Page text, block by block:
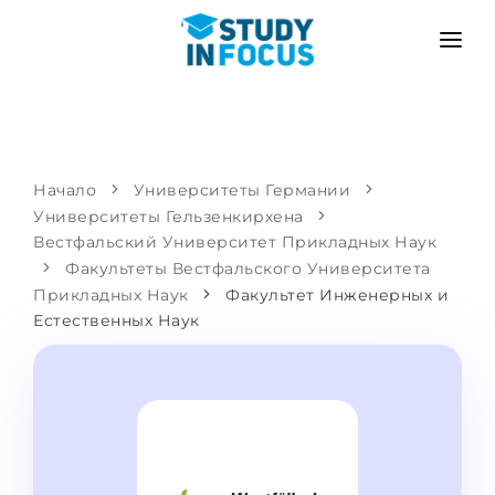
Бакалавриат и магистратура
Подготовительные курсы при вузе
Пропедевтика
ЯЗЫКОВЫЕ ШКОЛЫ
СЦЕНАРИЙ
Поступить после школы
Перевод из вуза
Магистратура в Германии
Второе высшее
С гарантией зачисления
МЕТОДИКА
УСЛУГИ
Начало
Университеты Германии
Университеты Гельзенкирхена
Вестфальский Университет Прикладных Наук
Факультеты Вестфальского Университета
Прикладных Наук
Факультет Инженерных и
Естественных Наук